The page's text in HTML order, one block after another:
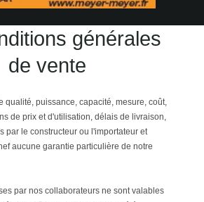
générales
de vente
qualité, puissance, capacité, mesure, coût,
de prix et d'utilisation, délais de livraison,
par le constructeur ou l'importateur et
aucune garantie particulière de notre
par nos collaborateurs ne sont valables